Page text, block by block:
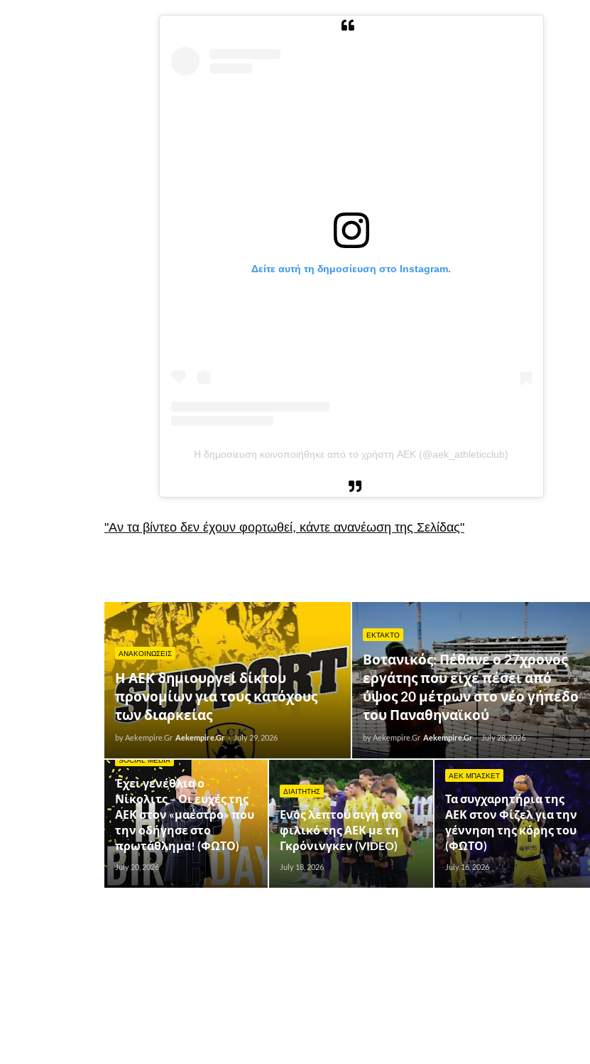
Δείτε αυτή τη δημοσίευση στο Instagram.
Η δημοσίευση κοινοποιήθηκε από το χρήστη AEK (@aek_athleticclub)
"Αν τα βίντεο δεν έχουν φορτωθεί, κάντε ανανέωση της Σελίδας"
ΑΝΑΚΟΙΝΩΣΕΙΣ
Η ΑΕΚ δημιουργεί δίκτου
προνομίων για τους κατόχους
των διαρκείας
by Aekempire.Gr Aekempire.Gr - July 29, 2026
ΕΚΤΑΚΤΟ
Βοτανικός: Πέθανε ο 27χρονος
εργάτης που είχε πέσει από
ύψος 20 μέτρων στο νέο γήπεδο
του Παναθηναϊκού
by Aekempire.Gr Aekempire.Gr - July 28, 2026
SOCIAL MEDIA
Έχει γενέθλια ο
Νίκολιτς – Οι ευχές της
ΑΕΚ στον «μαέστρο» που
την οδήγησε στο
πρωτάθλημα! (ΦΩΤΟ)
July 20, 2026
ΔΙΑΙΤΗΤΗΣ
Ενός λεπτού σιγή στο
φιλικό της ΑΕΚ με τη
Γκρόνινγκεν (VIDEO)
July 18, 2026
ΑΕΚ ΜΠΑΣΚΕΤ
Τα συγχαρητήρια της
ΑΕΚ στον Φίζελ για την
γέννηση της κόρης του
(ΦΩΤΟ)
July 16, 2026